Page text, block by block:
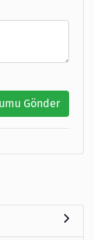
Gönder